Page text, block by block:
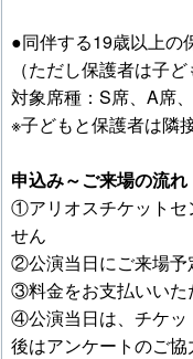
●同伴する19歳以上の
（ただし保護者は子
対象席種：S席、A席
※子どもと保護者は隣
申込み～ご来場の流れ
①アリオスチケットセ
せん
②公演当日にご来場予
③料金をお支払いいた
④公演当日は、チケッ
後はアンケートのご